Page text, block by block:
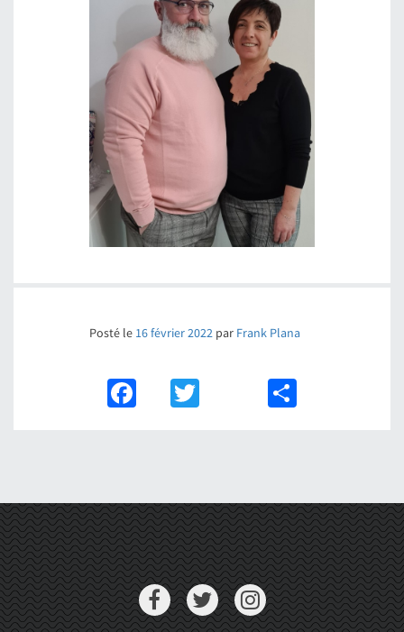
Posté le 16 février 2022par Frank Plana
FacebookTwitter